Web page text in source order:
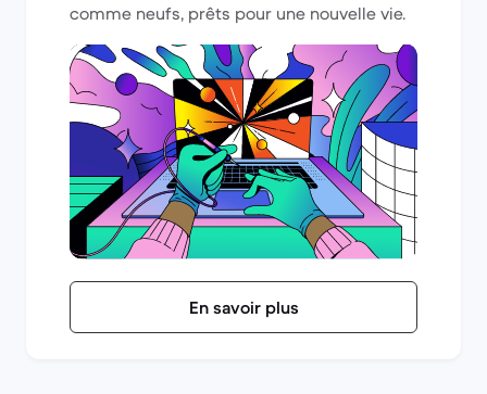
comme neufs, prêts pour une nouvelle vie.
En savoir plus